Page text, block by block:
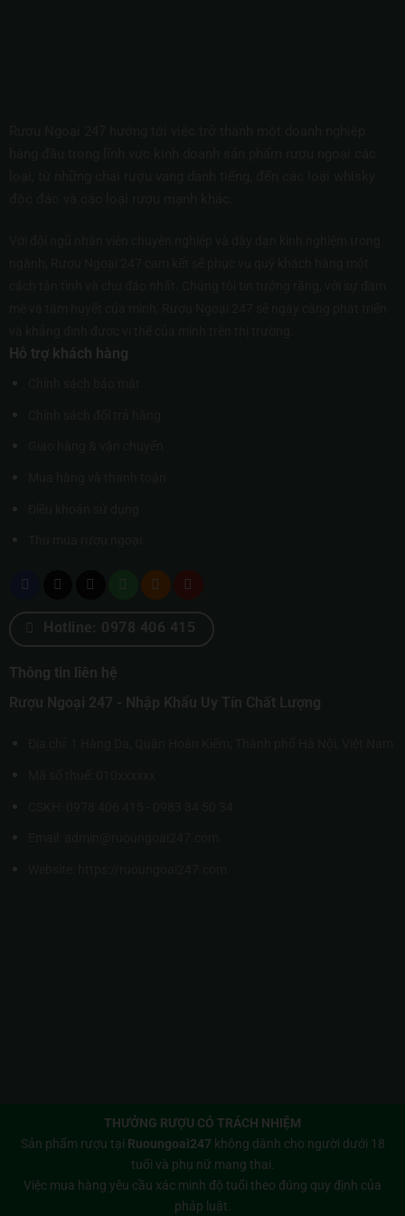
Hỗ trợ khách hàng
Hotline: 0978 406 415
Thông tin liên hệ
Rượu Ngoại 247 - Nhập Khẩu Uy Tín Chất Lượng
THƯỞNG RƯỢU CÓ TRÁCH NHIỆM
Sản phẩm rượu tại Ruoungoai247 không dành cho người dưới 18
tuổi và phụ nữ mang thai.
Việc mua hàng yêu cầu xác minh độ tuổi theo đúng quy định của
pháp luật.